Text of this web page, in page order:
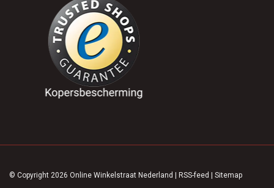
© Copyright 2026 Online Winkelstraat Nederland | RSS-feed | Sitemap